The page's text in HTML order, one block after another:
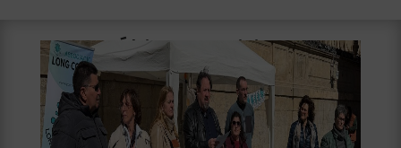
Últimes noticies